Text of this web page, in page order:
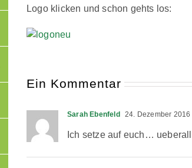
Logo klicken und schon gehts los:
Ein Kommentar
Sarah Ebenfeld 24. Dezember
Ich setze auf euch…